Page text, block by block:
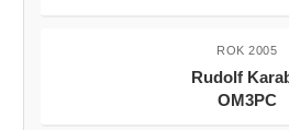
ROK 2005
Rudolf
OM3PC